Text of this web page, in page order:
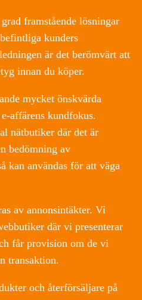
framstående lösningar
kunders
är det berömvärt att
innan du köper.
mycket önskvärda
affärens kundfokus.
nätbutiker där det är
bedömning av
kan användas för att väga
av annonsintäkter. Vi
där vi presenterar
får provision om de vi
transaktion.
och återförsäljare på